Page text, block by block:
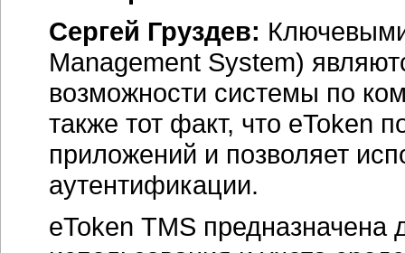
Сергей Груздев:
Management System)
возможности системы по
также тот факт, что eToken
приложений и позволяет
аутентификации.
eToken TMS предназначена